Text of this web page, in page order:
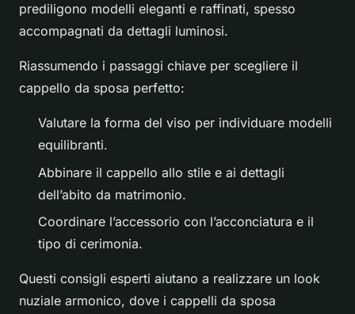
prediligono modelli eleganti e raffinati, spesso
accompagnati da dettagli luminosi.
Riassumendo i passaggi chiave per scegliere il
cappello da sposa perfetto:
Valutare la forma del viso per individuare modelli
equilibranti.
Abbinare il cappello allo stile e ai dettagli
dell’abito da matrimonio.
Coordinare l’accessorio con l’acconciatura e il
tipo di cerimonia.
Questi consigli esperti aiutano a realizzare un look
nuziale armonico, dove i cappelli da sposa